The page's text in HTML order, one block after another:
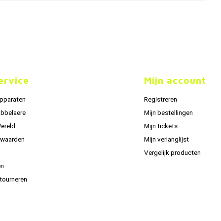
Mijn account
Registreren
Mijn bestellingen
Mijn tickets
Mijn verlanglijst
Vergelijk producten